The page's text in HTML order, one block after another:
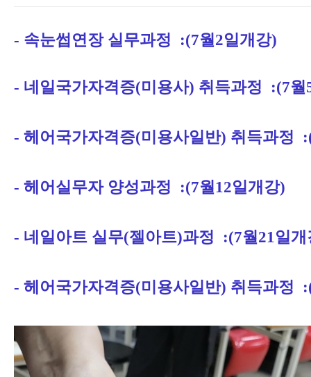
​- 속눈썹연장 실무과정 :(7월2일개강)
- 네일국가자격증(미용사) 취득과정 :(7월
- 헤어국가자격증(미용사일반) 취득과정
- 헤어실무자 양성과정 :(7월12일개강)
- 네일아트 실무(젤아트)과정 :(7월21일개
- 헤어국가자격증(미용사일반) 취득과정